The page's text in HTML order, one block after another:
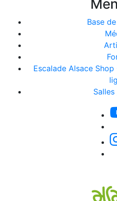
Base
Escalade Alsace